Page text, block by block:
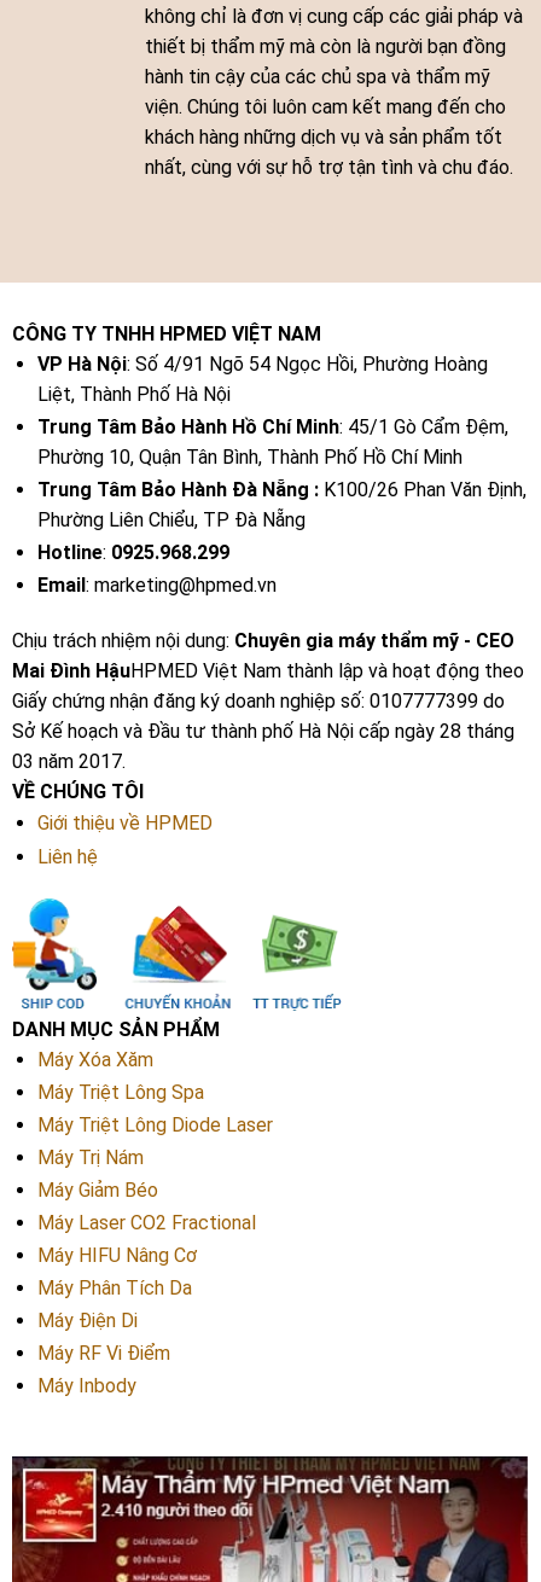
không chỉ là đơn vị cung cấp các giải pháp và
thiết bị thẩm mỹ mà còn là người bạn đồng
hành tin cậy của các chủ spa và thẩm mỹ
viện. Chúng tôi luôn cam kết mang đến cho
khách hàng những dịch vụ và sản phẩm tốt
nhất, cùng với sự hỗ trợ tận tình và chu đáo.
CÔNG TY TNHH HPMED VIỆT NAM
VP Hà Nội: Số 4/91 Ngõ 54 Ngọc Hồi, Phường Hoàng
Liệt, Thành Phố Hà Nội
Trung Tâm Bảo Hành Hồ Chí Minh: 45/1 Gò Cẩm Đệm,
Phường 10, Quận Tân Bình, Thành Phố Hồ Chí Minh
Trung Tâm Bảo Hành Đà Nẵng :K100/26 Phan Văn Định,
Phường Liên Chiểu, TP Đà Nẵng
Hotline: 0925.968.299
Email : marketing@hpmed.vn
Chịu trách nhiệm nội dung: Chuyên gia máy thẩm mỹ - CEO
Mai Đình HậuHPMED Việt Nam thành lập và hoạt động theo
Giấy chứng nhận đăng ký doanh nghiệp số: 0107777399 do
Sở Kế hoạch và Đầu tư thành phố Hà Nội cấp ngày 28 tháng
03 năm 2017.
VỀ CHÚNG TÔI
Giới thiệu về HPMED
Liên hệ
DANH MỤC SẢN PHẨM
Máy Xóa Xăm
Máy Triệt Lông Spa
Máy Triệt Lông Diode Laser
Máy Trị Nám
Máy Giảm Béo
Máy Laser CO2 Fractional
Máy HIFU Nâng Cơ
Máy Phân Tích Da
Máy Điện Di
Máy RF Vi Điểm
Máy Inbody